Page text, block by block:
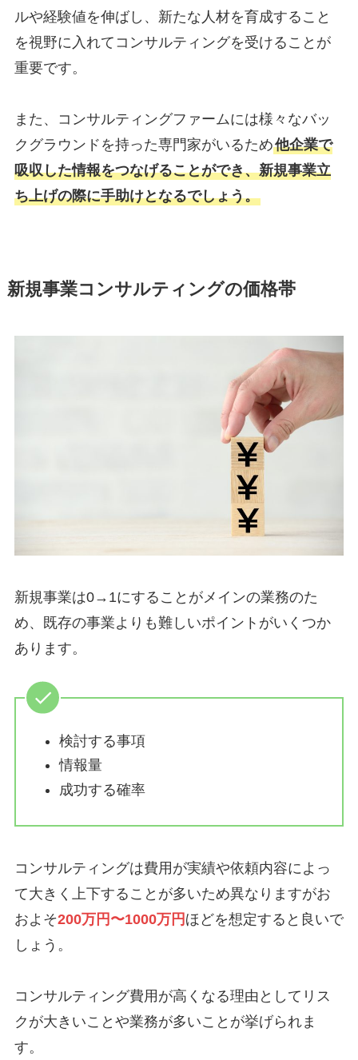
ルや経験値を伸ばし、新たな人材を育成すること
を視野に入れてコンサルティングを受けることが
重要です。
また、コンサルティングファームには様々なバッ
クグラウンドを持った専門家がいるため他企業で
吸収した情報をつなげることができ、新規事業立
ち上げの際に手助けとなるでしょう。
新規事業コンサルティングの価格帯
新規事業は0→1にすることがメインの業務のた
め、既存の事業よりも難しいポイントがいくつか
あります。
検討する事項
情報量
成功する確率
コンサルティングは費用が実績や依頼内容によっ
て大きく上下することが多いため異なりますがお
およそ200万円〜1000万円 ほどを想定すると良いで
しょう。
コンサルティング費用が高くなる理由としてリス
クが大きいことや業務が多いことが挙げられま
す。